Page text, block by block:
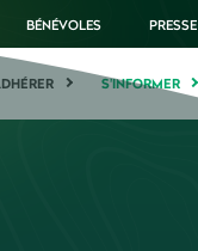
BÉNÉVOLES PRESSE
S'INFORMER